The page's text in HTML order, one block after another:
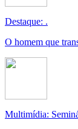
Destaque: .
O homem que
Multimídia: